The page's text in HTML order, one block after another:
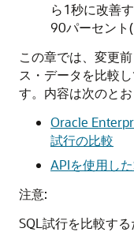
ら1秒に改善
90パーセント
この章では、変更
ス・データを比較
す。内容は次のとお
Oracle
試行の比較
APIを使用し
注意:
SQL試行を比較する